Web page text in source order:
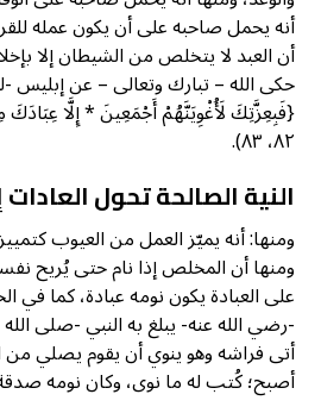
أنه يحمل صاحبه على أن يكون عمله
أن العبد لا يتخلص من الشيطان إلا
حكى الله – تبارك وتعالى – عن إبليس -
{فَبِعِزَّتِكَ لَأُغْوِيَنَّهُمْ أَجْمَعِينَ * إِلَّا
٨٢، ٨٣).
النية الصالحة تحول
ومنها: أنه يميّز العمل من العيوب
ومنها أن المخلص إذا نام حتى يُريح
على العبادة يكون نومه عبادة، كما في
-رضي الله عنه- يبلغ به النبي -صلى
أتى فراشه وهو ينوي أن يقوم يصلي من
أصبح؛ كُتب له ما نوى، وكان نومه